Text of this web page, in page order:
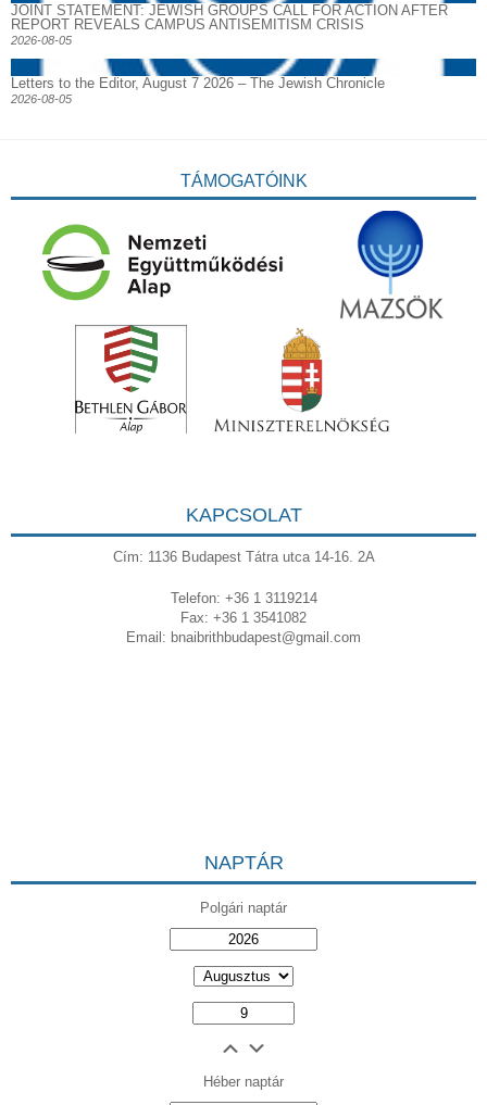
JOINT STATEMENT: JEWISH GROUPS CALL FOR ACTION AFTER
REPORT REVEALS CAMPUS ANTISEMITISM CRISIS
2026-08-05
Letters to the Editor, August 7 2026 – The Jewish Chronicle
2026-08-05
TÁMOGATÓINK
KAPCSOLAT
Cím: 1136 Budapest Tátra utca 14-16. 2A
Telefon: +36 1 3119214
Fax: +36 1 3541082
Email: bnaibrithbudapest@gmail.com
NAPTÁR
Polgári naptár
Héber naptár